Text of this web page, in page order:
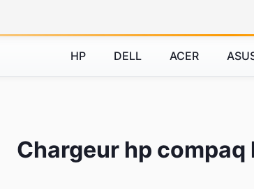
HP DELL ACER
Chargeur hp